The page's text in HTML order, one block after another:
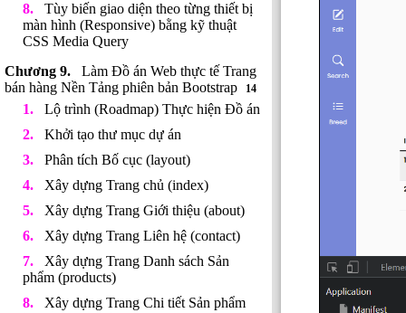
Tùy biến giao diện theo từng thiết bị
màn hình (Responsive) bằng kỹ thuật
CSS Media Query
Làm Đồ án Web thực tế Trang
bán hàng Nền Tảng phiên bản Bootstrap
14
Lộ trình (Roadmap) Thực hiện Đồ án
Khởi tạo thư mục dự án
Phân tích Bố cục (layout)
Xây dựng Trang chủ (index)
Xây dựng Trang Giới thiệu (about)
Xây dựng Trang Liên hệ (contact)
Xây dựng Trang Danh sách Sản
phẩm (products)
Xây dựng Trang Chi tiết Sản phẩm